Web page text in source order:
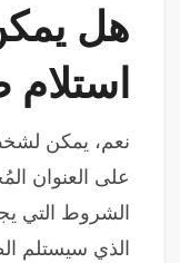
هل
استلام
نعم، يمكن
على العنوان
الشروط التي
الذي سيستلم